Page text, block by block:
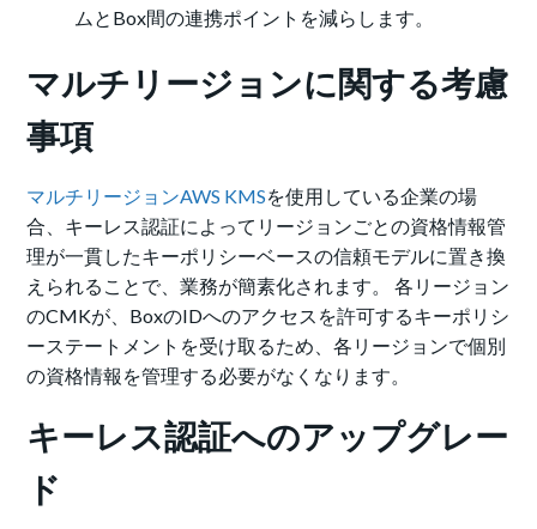
ムとBox間の連携ポイントを減らします。
マルチリージョンに関する考慮
事項
マルチリージョンAWS KMSを使用している企業の場
合、キーレス認証によってリージョンごとの資格情報管
理が一貫したキーポリシーベースの信頼モデルに置き換
えられることで、業務が簡素化されます。 各リージョン
のCMKが、BoxのIDへのアクセスを許可するキーポリシ
ーステートメントを受け取るため、各リージョンで個別
の資格情報を管理する必要がなくなります。
キーレス認証へのアップグレー
ド